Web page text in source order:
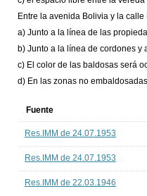
Entre la avenida Bolivia y la calle
a) Junto a la línea de las
b) Junto a la línea de cordones y
c) El color de las baldosas será
d) En las zonas no
Fuente
Res.IMM de 24.07.1953
Res.IMM de 24.07.1953
Res.IMM de 22.03.1946